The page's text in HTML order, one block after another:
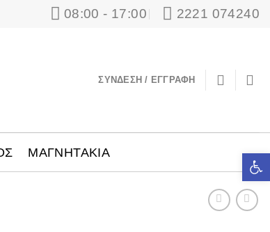
08:00 - 17:00 2221 074240
ΣΎΝΔΕΣΗ / ΕΓΓΡΑΦΉ
ΜΑΓΝΗΤΑΚΙΑ